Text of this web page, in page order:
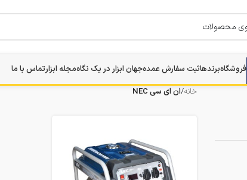
فروشگاهبرندهاثبت سفارش عمدهجهان ابزار در یک نگاهمجله ابزارتماس با ما
خانه/ان ای سی NEC